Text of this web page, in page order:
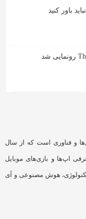
و فناوری است که از سال
معرفی اپ‌ها و بازی‌های موبایل
هوش مصنوعی و آی